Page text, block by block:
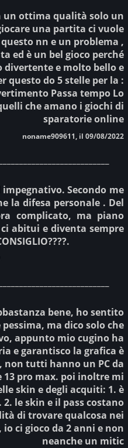
un ottima qualità solo un
una partita ci vuole
nn e un problema ,
ed è un bel gioco perché
divertente e molto bello e
questo do 5 stelle per la :
Passa tempo Lo
che amano i giochi di
sparatorie online
noname909611, il 09/08/2022
Secondo me
la difesa personale . Del
complicato, ma piano
abitui e diventa sempre
bene, ho sentito
ma dico solo che
appunto mio cugino ha
e garantisco la grafica è
non tutti hanno un PC da
pro max. poi inoltre mi
skin e degli acquiti: 1. è
le skin e il pass costano
di trovare qualcosa nei
ci gioco da 2 anni e non
neanche un mitic